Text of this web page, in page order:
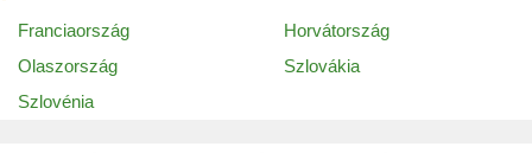
Franciaország
Horvátország
Olaszország
Szlovákia
Szlovénia